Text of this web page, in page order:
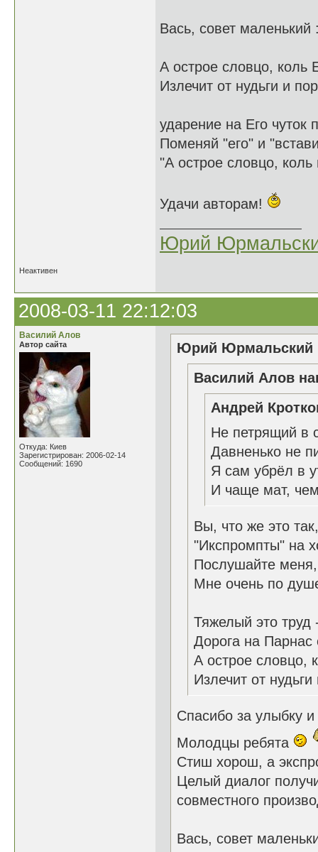
Вась, совет маленький
А острое словцо, коль
Излечит от нудьги и
ударение на Его чуток
Поменяй "его" и
"А острое словцо, коль
Удачи авторам!
Юрий
Неактивен
2008-03-11 22:12:03
Василий Алов
Автор сайта
Откуда: Киев
Зарегистрирован: 2006-02-14
Сообщений: 1690
Юрий Юрмальский
Василий Алов
Андрей
Не петрящий в
Давненько не
Я сам убрёл в
И чаще мат,
Вы, что же это
"Икспромпты" на
Послушайте
Мне очень по
Тяжелый это труд
Дорога на Парнас
А острое словцо,
Излечит от
Спасибо за улыбку
Молодцы ребята
Стиш хорош, а
Целый диалог
совместного
Вась, совет